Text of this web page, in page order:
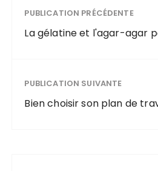
PUBLICATION PRÉCÉDENTE
La gélatine et l'agar-agar
PUBLICATION SUIVANTE
Bien choisir son plan de